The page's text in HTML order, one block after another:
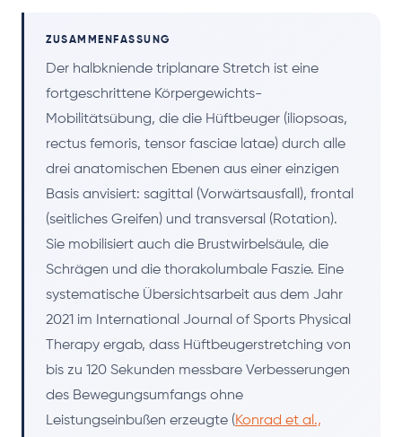
ZUSAMMENFASSUNG
Der halbkniende triplanare Stretch ist eine
fortgeschrittene Körpergewichts-
Mobilitätsübung, die die Hüftbeuger (iliopsoas,
rectus femoris, tensor fasciae latae) durch alle
drei anatomischen Ebenen aus einer einzigen
Basis anvisiert: sagittal (Vorwärtsausfall), frontal
(seitliches Greifen) und transversal (Rotation).
Sie mobilisiert auch die Brustwirbelsäule, die
Schrägen und die thorakolumbale Faszie. Eine
systematische Übersichtsarbeit aus dem Jahr
2021 im International Journal of Sports Physical
Therapy ergab, dass Hüftbeugerstretching von
bis zu 120 Sekunden messbare Verbesserungen
des Bewegungsumfangs ohne
Leistungseinbußen erzeugte (Konrad et al.,